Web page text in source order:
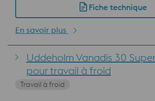
Fiche technique
En savoir plus
Uddeholm Vanadis 30
pour travail à froid
Travail à froid